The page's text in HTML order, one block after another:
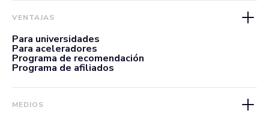
VENTAJAS
Para universidades
Para aceleradores
Programa de recomendación
Programa de afiliados
MEDIOS